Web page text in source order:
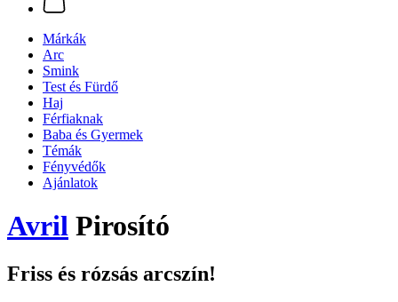
Márkák
Arc
Smink
Test és Fürdő
Haj
Férfiaknak
Baba és Gyermek
Témák
Fényvédők
Ajánlatok
Avril Pirosító
Friss és rózsás arcszín!